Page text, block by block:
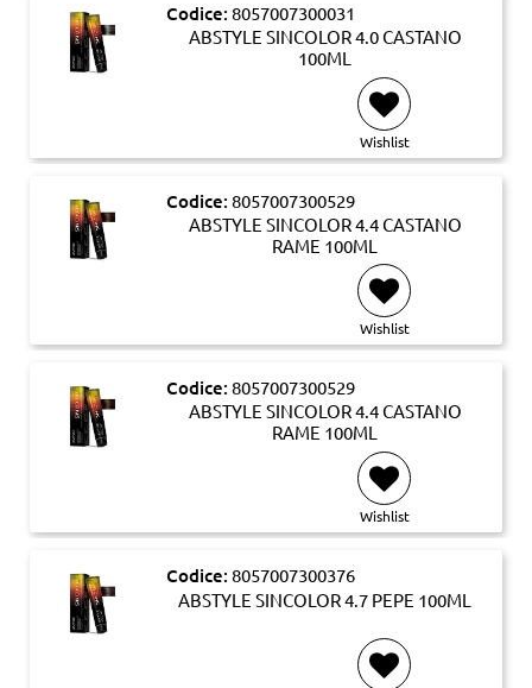
Codice: 8057007300031
ABSTYLE SINCOLOR 4.0 CASTANO
100ML
Wishlist
Codice: 8057007300529
ABSTYLE SINCOLOR 4.4 CASTANO
RAME 100ML
Wishlist
Codice: 8057007300529
ABSTYLE SINCOLOR 4.4 CASTANO
RAME 100ML
Wishlist
Codice: 8057007300376
ABSTYLE SINCOLOR 4.7 PEPE 100ML